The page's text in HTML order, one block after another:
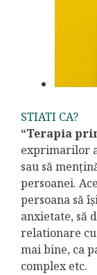
STIATI CA?
“Terapia
exprimarilor
sau să
persoanei.
persoana să
anxietate, să
relationare
mai bine, ca
complex etc.